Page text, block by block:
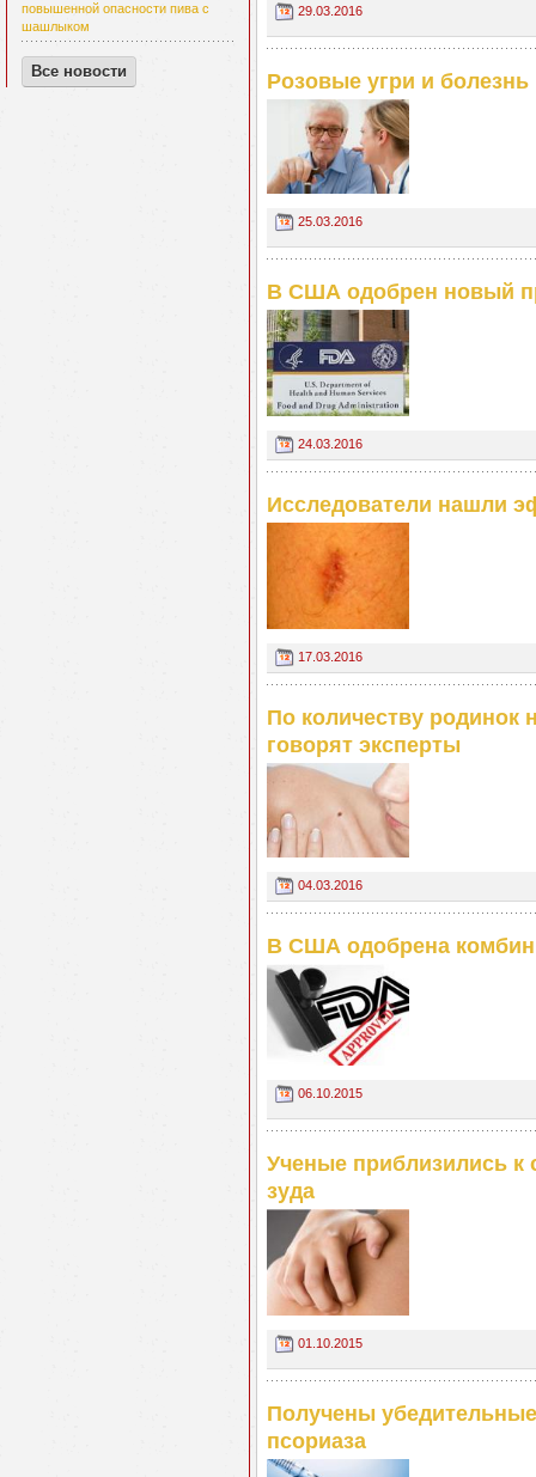
повышенной опасности пива с
шашлыком
Все новости
29.03.2016
Розовые угри и
25.03.2016
В США одобрен новый
24.03.2016
Исследователи нашли
17.03.2016
По количеству родинок
говорят эксперты
04.03.2016
В США одобрена
06.10.2015
Ученые приблизились к
зуда
01.10.2015
Получены
псориаза